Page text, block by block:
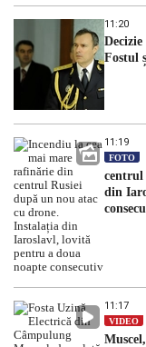
11:20
Fostul
11:19
FOTO
centrul
din
11:17
VIDEO